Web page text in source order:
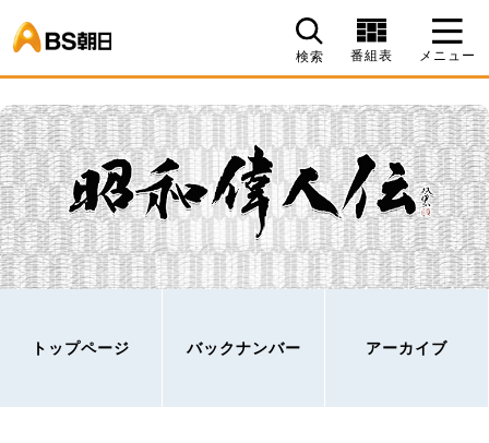
検索 番組表 メニュー
トップページ バックナンバー アーカイブ